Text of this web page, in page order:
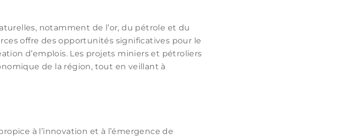
notamment de l’or, du pétrole et du
offre des opportunités significatives pour le
d’emplois. Les projets miniers et pétroliers
de la région, tout en veillant à
à l’innovation et à l’émergence de